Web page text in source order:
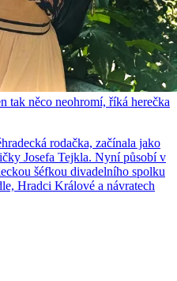
tak něco neohromí, říká herečka
rodačka, začínala jako
Josefa Tejkla. Nyní působí v
šéfkou divadelního spolku
Hradci Králové a návratech